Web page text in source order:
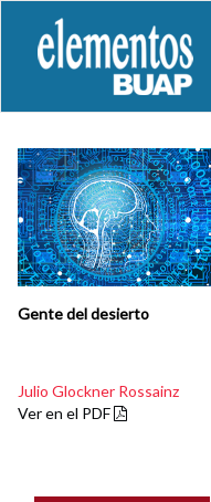
Gente del desierto
Julio Glockner Rossainz
Ver en el PDF